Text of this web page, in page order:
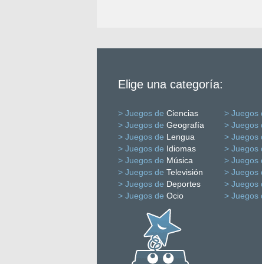
Elige una categoría:
> Juegos de Ciencias > Juegos
> Juegos de Geografía > Juegos
> Juegos de Lengua > Juegos
> Juegos de Idiomas > Juegos
> Juegos de Música > Juegos
> Juegos de Televisión > Juegos
> Juegos de Deportes > Juegos
> Juegos de Ocio > Juegos